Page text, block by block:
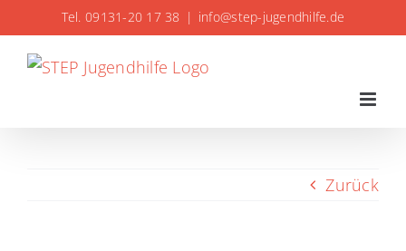
Inhalt
springen
Tel. 09131-20 17 38 | info@step-jugendhilfe.de
Zurück